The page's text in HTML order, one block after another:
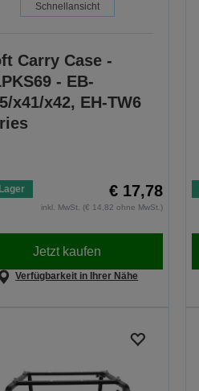
Schnellansicht
Carry Case -
- EB-
x41/x42, EH-TW6
€ 17,78
inkl. MwSt. (€ 14,82 ohne MwSt.)
Jetzt kaufen
Verfügbarkeit in Ihrer Nähe